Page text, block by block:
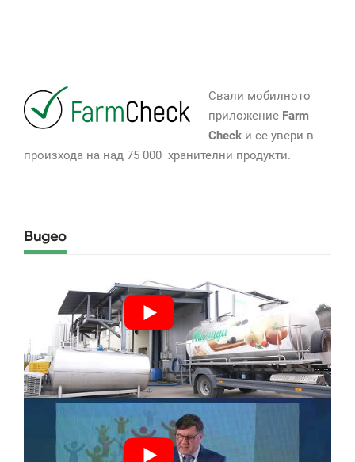
Свали мобилното
приложение Farm
Checkи се увери в
произхода на над 75 000 хранителни продукти.
Видео